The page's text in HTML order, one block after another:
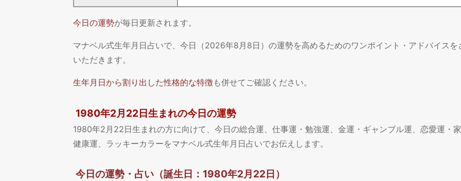
今日の運勢が毎日更新されます。
マナベル式生年月日占いで、今日（2026年8月8日）の運勢を高めるためのワンポイント・アドバイスを
いただきます。
生年月日から割り出した性格的な特徴も併せてご確認ください。
1980年2月22日生まれの今日の運勢
1980年2月22日生まれの方に向けて、今日の総合運、仕事運・勉強運、金運・ギャンブル運、恋愛運・家
健康運、ラッキーカラーをマナベル式生年月日占いでお伝えします。
今日の運勢・占い（誕生日：1980年2月22日）